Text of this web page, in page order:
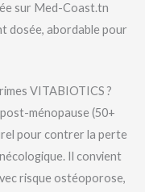
sur Med-Coast.tn
dosée, abordable pour
VITABIOTICS ?
ménopause (50+
pour contrer la perte
Il convient
risque ostéoporose,